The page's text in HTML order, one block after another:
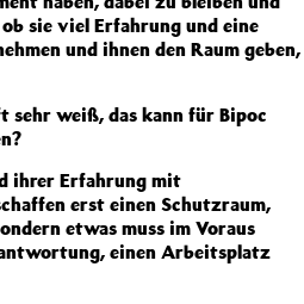
sie viel Erfahrung und eine
und ihnen den Raum geben,
sehr weiß, das kann für Bipoc
ihrer Erfahrung mit
erst einen Schutzraum,
etwas muss im Voraus
einen Arbeitsplatz